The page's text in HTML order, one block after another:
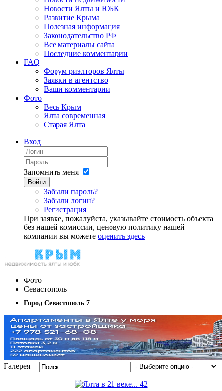
Новости Ялты и ЮБК
Развитие Крыма
Полезная информация
Законодательство РФ
Все материалы сайта
Последние комментарии
FAQ
Форум риэлторов Ялты
Заявки в агентство
Ваши комментарии
Фото
Весь Крым
Ялта современная
Старая Ялта
Вход
Запомнить меня
Войти
Забыли пароль?
Забыли логин?
Регистрация
При заявке, пожалуйста, указывайте стоимость объекта
без нашей комиссии, ценовую политику нашей
компании вы можете оценить здесь
Фото
Севастополь
Город Севастополь 7
Галерея